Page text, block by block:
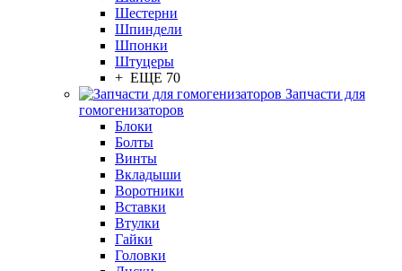
Шестерни
Шпиндели
Шпонки
Штуцеры
+ ЕЩЕ 70
Запчасти для
гомогенизаторов
Блоки
Болты
Винты
Вкладыши
Воротники
Вставки
Втулки
Гайки
Головки